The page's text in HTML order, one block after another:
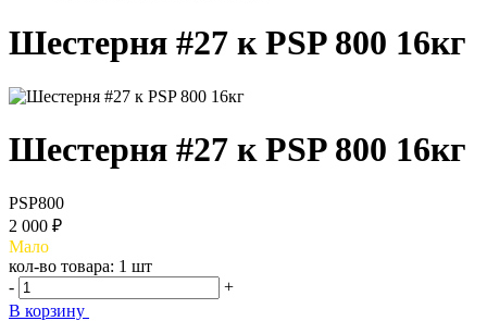
Шестерня #27 к PSP 800 16кг
Шестерня #27 к PSP 800 16кг
PSP800
2 000 ₽
Мало
кол-во товара: 1 шт
-
+
В корзину